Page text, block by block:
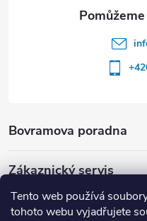
Tento web používá
tohoto webu vyjadřujete
Bovramova poradna
Zákaznický servis